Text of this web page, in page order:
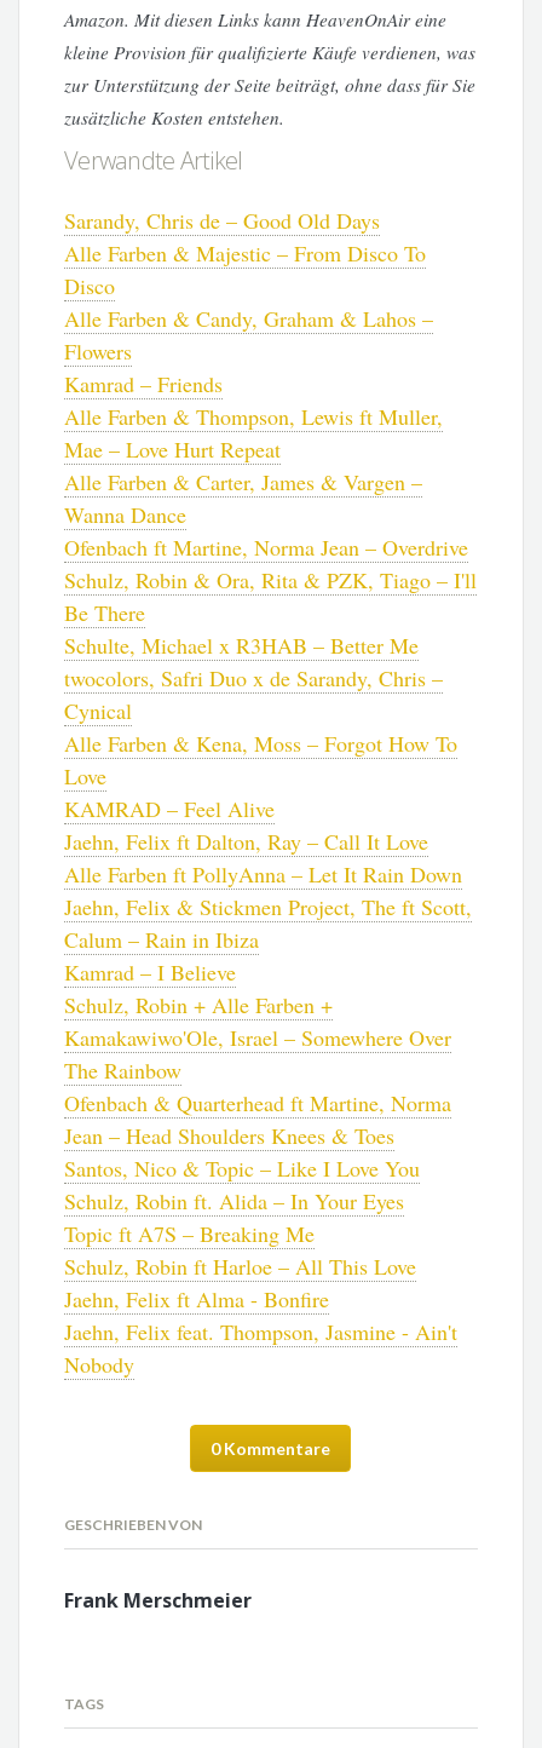
Amazon. Mit diesen Links kann HeavenOnAir eine
kleine Provision für qualifizierte Käufe verdienen, was
zur Unterstützung der Seite beiträgt, ohne dass für Sie
zusätzliche Kosten entstehen.
Verwandte Artikel
Sarandy, Chris de – Good Old Days
Alle Farben & Majestic – From Disco To
Disco
Alle Farben & Candy, Graham & Lahos –
Flowers
Kamrad – Friends
Alle Farben & Thompson, Lewis ft Muller,
Mae – Love Hurt Repeat
Alle Farben & Carter, James & Vargen –
Wanna Dance
Ofenbach ft Martine, Norma Jean – Overdrive
Schulz, Robin & Ora, Rita & PZK, Tiago – I'll
Be There
Schulte, Michael x R3HAB – Better Me
twocolors, Safri Duo x de Sarandy, Chris –
Cynical
Alle Farben & Kena, Moss – Forgot How To
Love
KAMRAD – Feel Alive
Jaehn, Felix ft Dalton, Ray – Call It Love
Alle Farben ft PollyAnna – Let It Rain Down
Jaehn, Felix & Stickmen Project, The ft Scott,
Calum – Rain in Ibiza
Kamrad – I Believe
Schulz, Robin + Alle Farben +
Kamakawiwo'Ole, Israel – Somewhere Over
The Rainbow
Ofenbach & Quarterhead ft Martine, Norma
Jean – Head Shoulders Knees & Toes
Santos, Nico & Topic – Like I Love You
Schulz, Robin ft. Alida – In Your Eyes
Topic ft A7S – Breaking Me
Schulz, Robin ft Harloe – All This Love
Jaehn, Felix ft Alma - Bonfire
Jaehn, Felix feat. Thompson, Jasmine - Ain't
Nobody
0 Kommentare
GESCHRIEBEN VON
Frank Merschmeier
TAGS